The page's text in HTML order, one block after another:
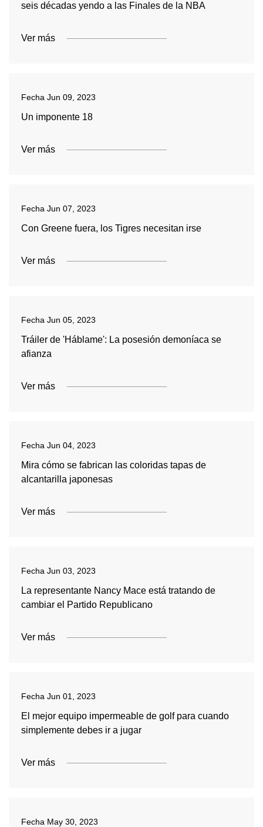
seis décadas yendo a las Finales de la NBA
Ver más
Fecha Jun 09, 2023
Un imponente 18
Ver más
Fecha Jun 07, 2023
Con Greene fuera, los Tigres necesitan irse
Ver más
Fecha Jun 05, 2023
Tráiler de 'Háblame': La posesión demoníaca se
afianza
Ver más
Fecha Jun 04, 2023
Mira cómo se fabrican las coloridas tapas de
alcantarilla japonesas
Ver más
Fecha Jun 03, 2023
La representante Nancy Mace está tratando de
cambiar el Partido Republicano
Ver más
Fecha Jun 01, 2023
El mejor equipo impermeable de golf para cuando
simplemente debes ir a jugar
Ver más
Fecha May 30, 2023